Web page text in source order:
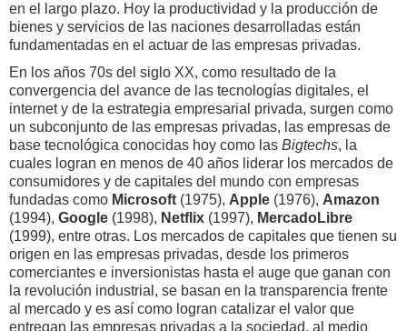
en el largo plazo. Hoy la productividad y la producción de
bienes y servicios de las naciones desarrolladas están
fundamentadas en el actuar de las empresas privadas.
En los años 70s del siglo XX, como resultado de la
convergencia del avance de las tecnologías digitales, el
internet y de la estrategia empresarial privada, surgen como
un subconjunto de las empresas privadas, las empresas de
base tecnológica conocidas hoy como las Bigtechs, la
cuales logran en menos de 40 años liderar los mercados de
consumidores y de capitales del mundo con empresas
fundadas como Microsoft (1975), Apple (1976), Amazon
(1994), Google (1998), Netflix (1997), MercadoLibre
(1999), entre otras. Los mercados de capitales que tienen su
origen en las empresas privadas, desde los primeros
comerciantes e inversionistas hasta el auge que ganan con
la revolución industrial, se basan en la transparencia frente
al mercado y es así como logran catalizar el valor que
entregan las empresas privadas a la sociedad, al medio